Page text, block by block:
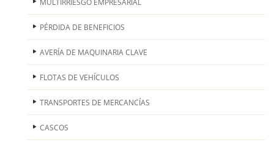
MULTIRRIESGO EMPRESARIAL
PÉRDIDA DE BENEFICIOS
AVERÍA DE MAQUINARIA CLAVE
FLOTAS DE VEHÍCULOS
TRANSPORTES DE MERCANCÍAS
CASCOS